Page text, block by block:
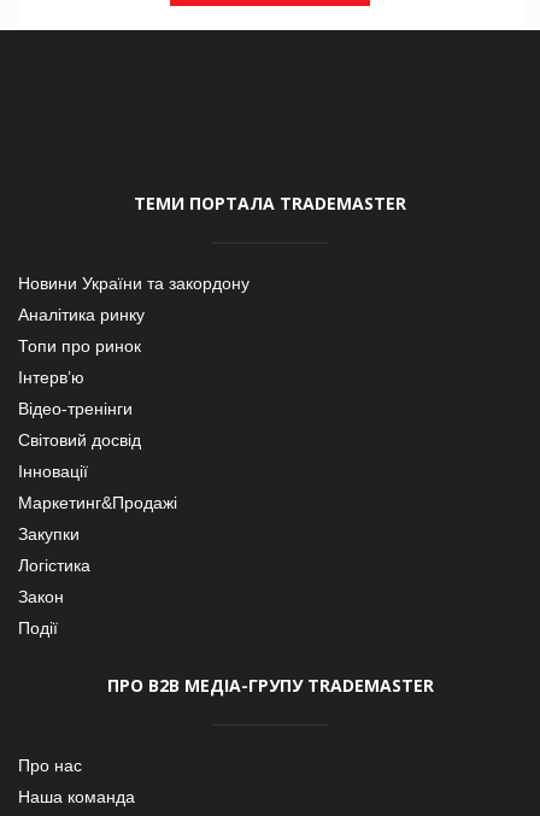
ТЕМИ ПОРТАЛА TRADEMASTER
Новини України та закордону
Аналітика ринку
Топи про ринок
Інтерв’ю
Відео-тренінги
Світовий досвід
Інновації
Маркетинг&Продажі
Закупки
Логістика
Закон
Події
ПРО В2В МЕДІА-ГРУПУ TRADEMASTER
Про нас
Наша команда